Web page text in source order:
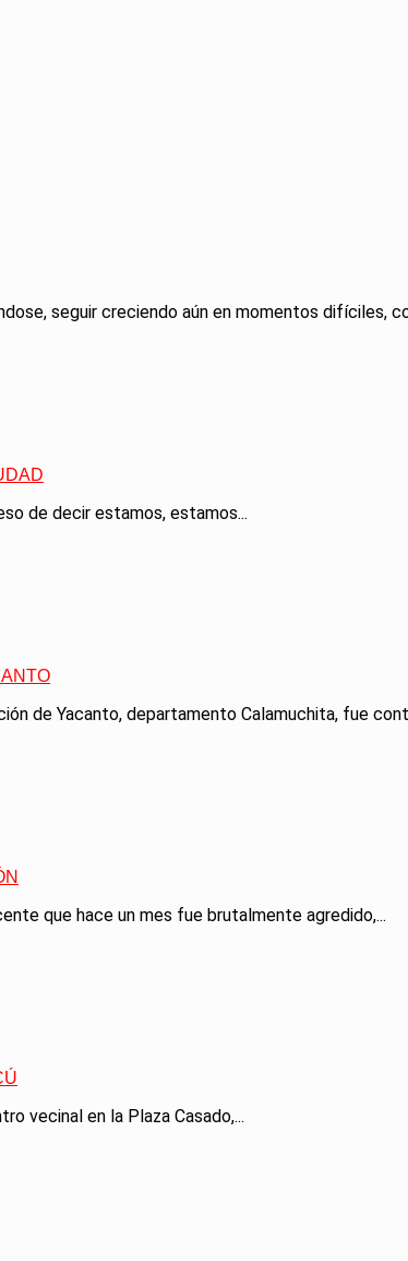
seguir creciendo aún en momentos difíciles,
de decir estamos, estamos...
de Yacanto, departamento Calamuchita, fue
que hace un mes fue brutalmente agredido,...
vecinal en la Plaza Casado,...